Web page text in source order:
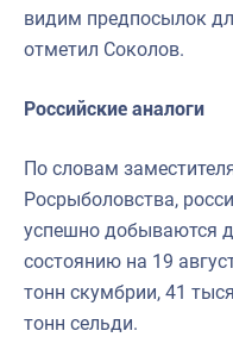
видим предпосылок
отметил Соколов.
Российские аналоги
По словам
Росрыболовства,
успешно добываются
состоянию на 19
тонн скумбрии, 41
тонн сельди.